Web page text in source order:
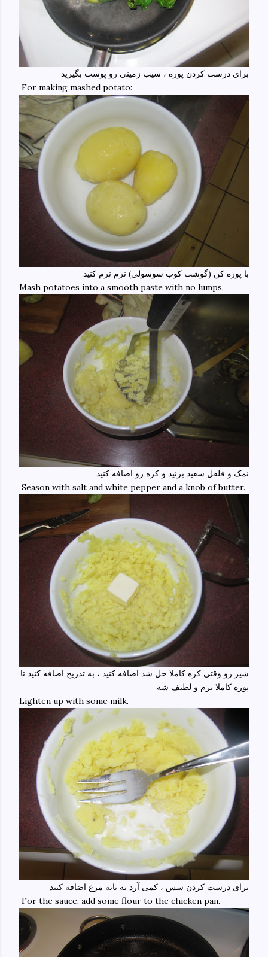
برای درست کردن پوره ، سیب زمینی رو پوست بگیرید
For making mashed potato:
با پوره کن (گوشت کوب سوسولی) نرم نرم کنید
Mash potatoes into a smooth paste with no lumps.
نمک و فلفل سفید بزنید و کره رو اضافه کنید
Season with salt and white pepper and a knob of butter.
شیر رو وقتی کره کاملا حل شد اضافه کنید ، به تدریج اضافه کنید تا
پوره کاملا نرم و لطیف شه
Lighten up with some milk.
برای درست کردن سس ، کمی آرد به تابه مرغ اضافه کنید
For the sauce, add some flour to the chicken pan.